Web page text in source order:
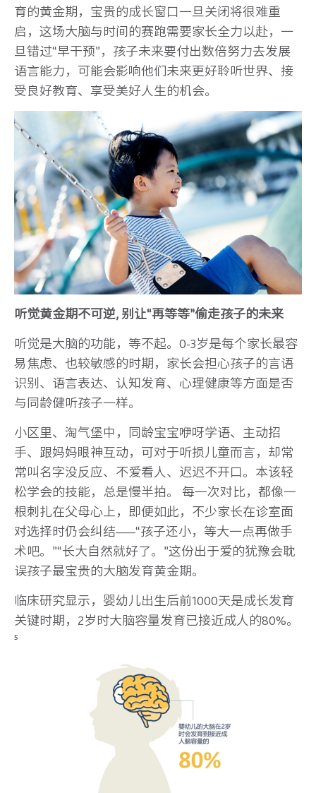
育的黄金期，宝贵的成长窗口一旦关闭将很难重
启，这场大脑与时间的赛跑需要家长全力以赴，一
旦错过“早干预”，孩子未来要付出数倍努力去发展
语言能力，可能会影响他们未来更好聆听世界、接
受良好教育、享受美好人生的机会。
听觉黄金期不可逆, 别让“再等等”偷走孩子的未来
听觉是大脑的功能，等不起。0-3岁是每个家长最容
易焦虑、也较敏感的时期，家长会担心孩子的言语
识别、语言表达、认知发育、心理健康等方面是否
与同龄健听孩子一样。
小区里、淘气堡中，同龄宝宝咿呀学语、主动招
手、跟妈妈眼神互动，可对于听损儿童而言，却常
常叫名字没反应、不爱看人、迟迟不开口。本该轻
松学会的技能，总是慢半拍。 每一次对比，都像一
根刺扎在父母心上，即便如此，不少家长在诊室面
对选择时仍会纠结——“孩子还小，等大一点再做手
术吧。”“长大自然就好了。”这份出于爱的犹豫会耽
误孩子最宝贵的大脑发育黄金期。
临床研究显示，婴幼儿出生后前1000天是成长发育
关键时期，2岁时大脑容量发育已接近成人的80%。
⁵